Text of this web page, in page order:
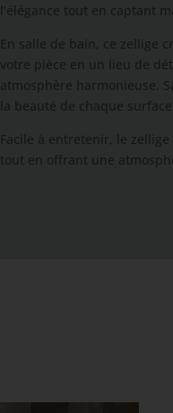
l’élégance tout en captant
En salle de bain, ce zellige
votre pièce en un lieu de
atmosphère harmonieuse.
la beauté de chaque surface.
Facile à entretenir, le
tout en offrant une